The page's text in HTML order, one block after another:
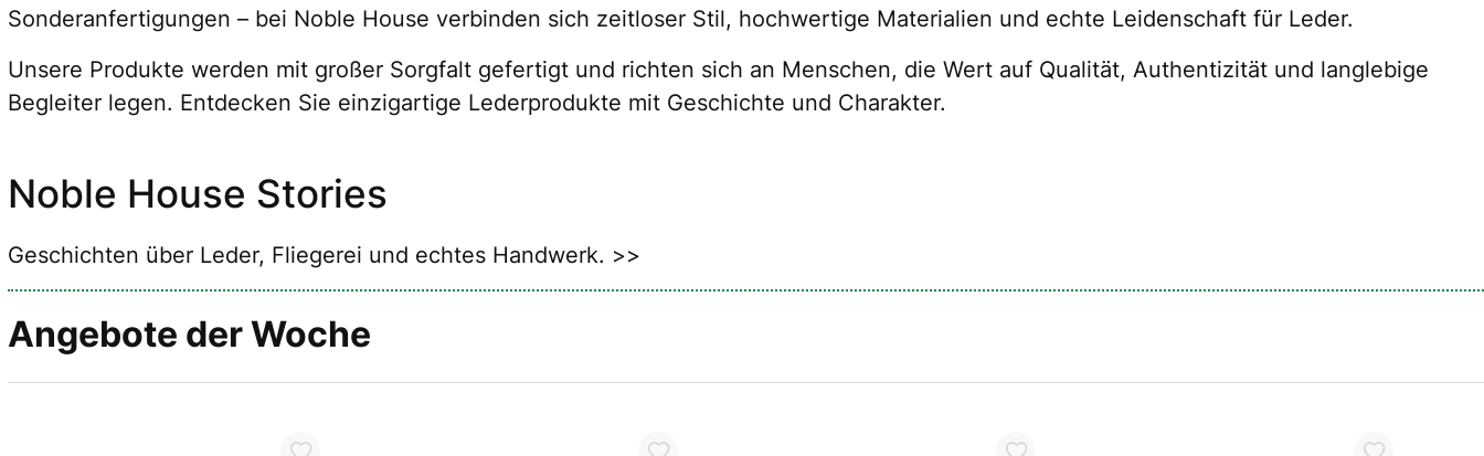
Sonderanfertigungen – bei Noble House verbinden sich zeitloser Stil, hochwertige Materialien und echte Leidenschaft für Leder.
Unsere Produkte werden mit großer Sorgfalt gefertigt und richten sich an Menschen, die Wert auf Qualität, Authentizität und langlebige
Begleiter legen. Entdecken Sie einzigartige Lederprodukte mit Geschichte und Charakter.
Noble House Stories
Geschichten über Leder, Fliegerei und echtes Handwerk. >>
Angebote der Woche